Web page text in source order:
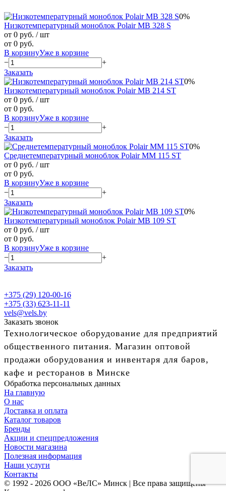
0%
Низкотемпературный моноблок Polair MB 328 S
от 0 руб. / шт
от 0 руб.
В корзинуУже в корзине
−
+
Заказать
0%
Низкотемпературный моноблок Polair MB 214 ST
от 0 руб. / шт
от 0 руб.
В корзинуУже в корзине
−
+
Заказать
0%
Среднетемпературный моноблок Polair MM 115 ST
от 0 руб. / шт
от 0 руб.
В корзинуУже в корзине
−
+
Заказать
0%
Низкотемпературный моноблок Polair MB 109 ST
от 0 руб. / шт
от 0 руб.
В корзинуУже в корзине
−
+
Заказать
+375 (29) 120-00-16
+375 (33) 623-11-11
vels@vels.by
Заказать звонок
Технологическое оборудование для предприятий
общественного питания. Магазин оптовой
продажи оборудования и инвентаря для баров,
кафе и ресторанов в Минске
Обработка персональных данных
На главную
О нас
Доставка и оплата
Каталог товаров
Бренды
Акции и спецпредложения
Новости магазина
Полезная информация
Наши услуги
Контакты
© 1992 - 2026 ООО «ВеЛС» Минск | Все права защищены